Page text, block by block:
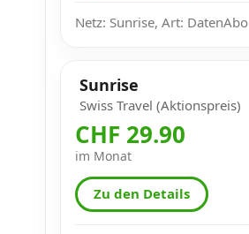
Netz: Sunrise, Art: DatenAbo
Sunrise
Swiss Travel (Aktionspreis)
CHF 29.90
im Monat
Zu den Details